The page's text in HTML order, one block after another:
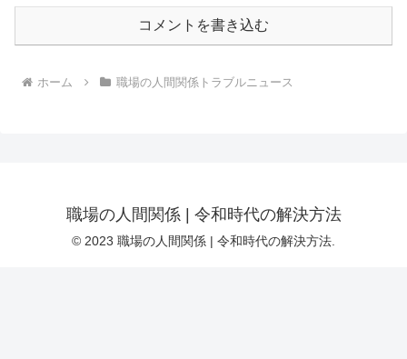
コメントを書き込む
ホーム 職場の人間関係トラブルニュース
職場の人間関係 | 令和時代の解決方法
© 2023 職場の人間関係 | 令和時代の解決方法.